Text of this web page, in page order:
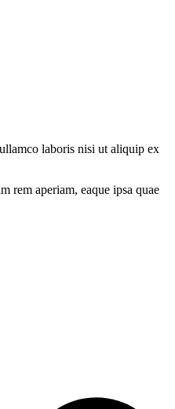
laboris nisi ut aliquip ex
rem aperiam, eaque ipsa quae